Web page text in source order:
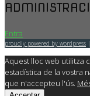
Entra
proudly powered by wordpress |
Aquest lloc web utilitza
estadística de la vostra
que n'accepteu l'ús.